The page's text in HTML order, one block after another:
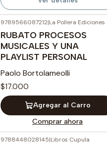
9789566087212|La Pollera Ediciones
RUBATO PROCESOS
MUSICALES Y UNA
PLAYLIST PERSONAL
Paolo Bortolameolli
$17.000
Agregar al Carro
Comprar ahora
9788448028145|Libros Cupula